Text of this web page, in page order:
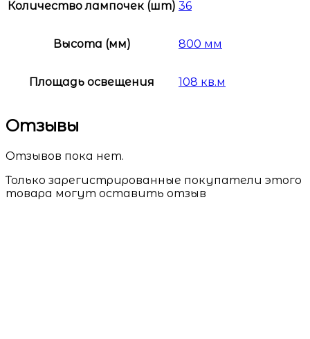
Количество лампочек (шт) 36
Высота (мм) 800 мм
Площадь освещения 108 кв.м
Отзывы
Отзывов пока нет.
Только зарегистрированные покупатели этого
товара могут оставить отзыв